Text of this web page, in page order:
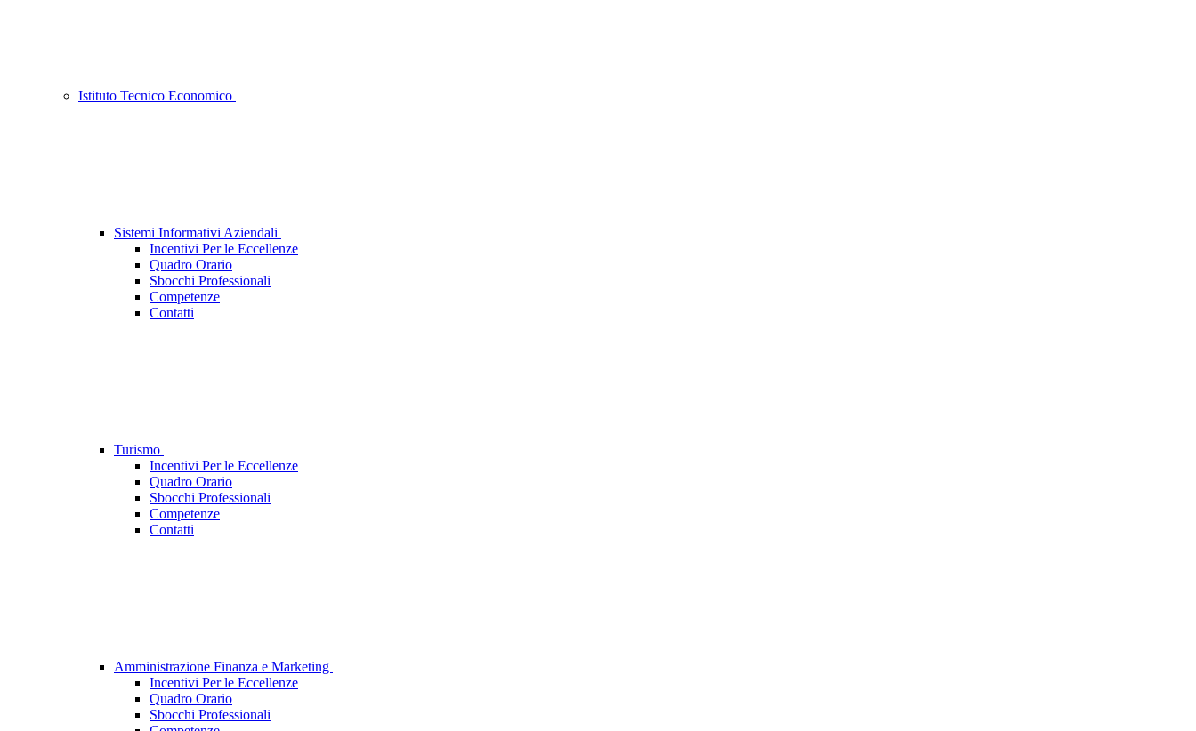
Istituto Tecnico Economico
Sistemi Informativi Aziendali
Incentivi Per le Eccellenze
Quadro Orario
Sbocchi Professionali
Competenze
Contatti
Turismo
Incentivi Per le Eccellenze
Quadro Orario
Sbocchi Professionali
Competenze
Contatti
Amministrazione Finanza e Marketing
Incentivi Per le Eccellenze
Quadro Orario
Sbocchi Professionali